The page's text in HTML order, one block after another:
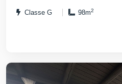
Classe G 98m2